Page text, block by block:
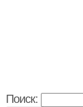
Поиск: